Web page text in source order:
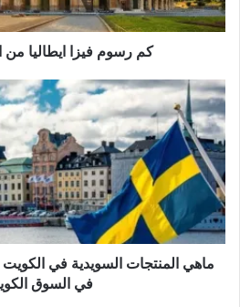
كم رسوم فيزا ايطاليا من
ماهي المنتجات السويدية في
في السوق